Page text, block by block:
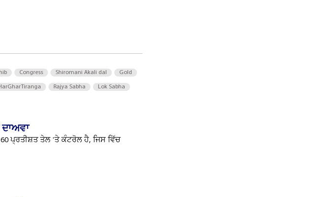
Congress Shiromani Akali dal Gold
Rajya Sabha Lok Sabha
ਪ੍ਰਤੀਸ਼ਤ ਤੇਲ 'ਤੇ ਕੰਟਰੋਲ ਹੈ, ਜਿਸ ਵਿੱਚ